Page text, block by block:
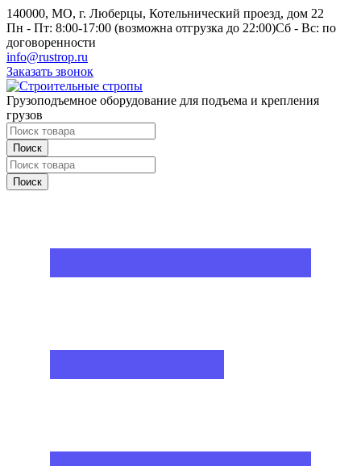
140000, МО, г. Люберцы, Котельнический проезд, дом 22
Пн - Пт: 8:00-17:00 (возможна отгрузка до 22:00)Сб - Вс: по
договоренности
info@rustrop.ru
Заказать звонок
Грузоподъемное оборудование для подъема и крепления
грузов
Поиск
Поиск